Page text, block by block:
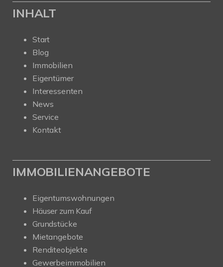
INHALT
Start
Blog
Immobilien
Eigentümer
Interessenten
News
Service
Kontakt
IMMOBILIENANGEBOTE
Eigentumswohnungen
Häuser zum Kauf
Grundstücke
Mietangebote
Renditeobjekte
Gewerbeimmobilien